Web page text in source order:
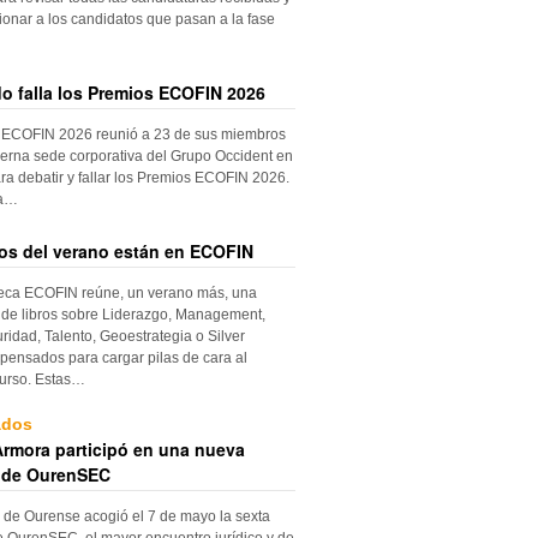
a los candidatos que pasan a la fase
falla los Premios ECOFIN 2026
2026 reunió a 23 de sus miembros
sede corporativa del Grupo Occident en
debatir y fallar los Premios ECOFIN 2026.
del verano están en ECOFIN
ECOFIN reúne, un verano más, una
libros sobre Liderazgo, Management,
Talento, Geoestrategia o Silver
para cargar pilas de cara al
Estas…
participó en una nueva
OurenSEC
Ourense acogió el 7 de mayo la sexta